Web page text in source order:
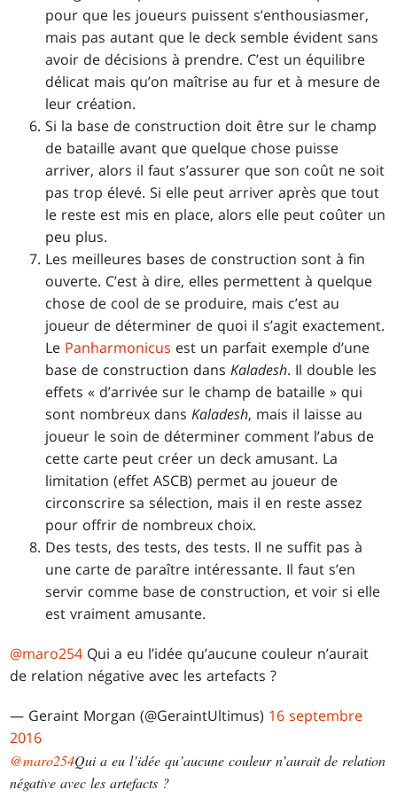
pour que les joueurs puissent s’enthousiasmer,
mais pas autant que le deck semble évident sans
avoir de décisions à prendre. C’est un équilibre
délicat mais qu’on maîtrise au fur et à mesure de
leur création.
Si la base de construction doit être sur le champ
de bataille avant que quelque chose puisse
arriver, alors il faut s’assurer que son coût ne soit
pas trop élevé. Si elle peut arriver après que tout
le reste est mis en place, alors elle peut coûter un
peu plus.
Les meilleures bases de construction sont à fin
ouverte. C’est à dire, elles permettent à quelque
chose de cool de se produire, mais c’est au
joueur de déterminer de quoi il s’agit exactement.
Le Panharmonicus est un parfait exemple d’une
base de construction dansKaladesh. Il double les
effets « d’arrivée sur le champ de bataille » qui
sont nombreux dansKaladesh, mais il laisse au
joueur le soin de déterminer comment l’abus de
cette carte peut créer un deck amusant. La
limitation (effet ASCB) permet au joueur de
circonscrire sa sélection, mais il en reste assez
pour offrir de nombreux choix.
Des tests, des tests, des tests. Il ne suffit pas à
une carte de paraître intéressante. Il faut s’en
servir comme base de construction, et voir si elle
est vraiment amusante.
@maro254 Qui a eu l’idée qu’aucune couleur n’aurait
de relation négative avec les artefacts ?
— Geraint Morgan (@GeraintUltimus) 16 septembre
2016
@maro254Qui a eu l’idée qu’aucune couleur n’aurait de relation
négative avec les artefacts ?